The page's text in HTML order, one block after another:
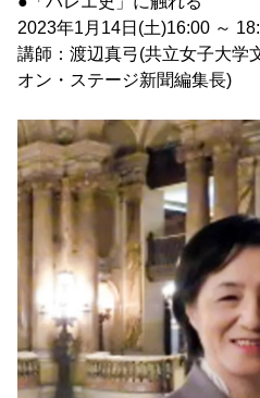
2023年1月14日(土)16:00 ～
講師：渡辺真弓(共立女子大学
オン・ステージ新聞編集長)